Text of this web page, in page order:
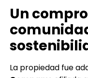
Un
La propiedad fue